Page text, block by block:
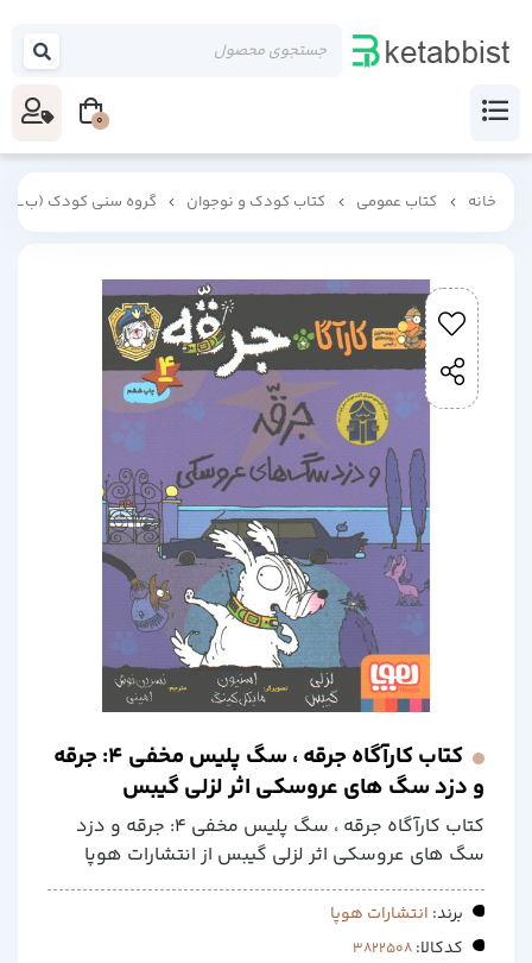
خانه کتاب عمومی کتاب کودک و نوجوان گروه سنی کودک
کتاب کارآگاه جرقه ، سگ پلیس مخفی 4: جرقه
و دزد سگ های عروسکی اثر لزلی گیبس
کتاب کارآگاه جرقه ، سگ پلیس مخفی 4: جرقه و دزد
سگ های عروسکی اثر لزلی گیبس از انتشارات هوپا
برند: انتشارات هوپا
کدکالا:
0